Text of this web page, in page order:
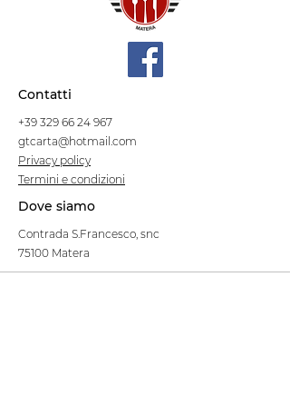
Contatti
+39 329 66 24 967
gtcarta@hotmail.com
Privacy policy
Termini e condizioni
Dove siamo
Contrada S.Francesco, snc
75100 Matera